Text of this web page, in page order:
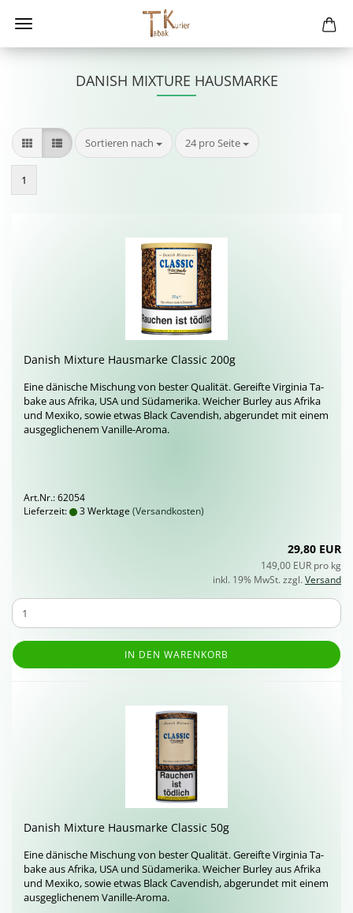
DANISH MIXTURE HAUSMARKE
Sortieren nach
Sortieren nach 24 pro Seite
pro Seite
1
Da­nish Mix­tu­re Haus­mar­ke Clas­sic 200g
Eine dä­ni­sche Mi­schung von bes­ter Qua­li­tät. Ge­reif­te Vir­gi­nia Ta­
ba­ke aus Afri­ka, USA und Süd­ame­ri­ka. Wei­cher Bur­ley aus Afri­ka
und Me­xi­ko, sowie etwas Black Ca­ven­dish, ab­ge­run­det mit einem
aus­ge­gli­che­nem Vanille-​Aroma.
Art.Nr.: 62054
Lieferzeit:
3 Werktage (Versandkosten)
29,80 EUR
149,00 EUR pro kg
inkl. 19% MwSt. zzgl.Versand
IN DEN WARENKORB
Da­nish Mix­tu­re Haus­mar­ke Clas­sic 50g
Eine dä­ni­sche Mi­schung von bes­ter Qua­li­tät. Ge­reif­te Vir­gi­nia Ta­
ba­ke aus Afri­ka, USA und Süd­ame­ri­ka. Wei­cher Bur­ley aus Afri­ka
und Me­xi­ko, sowie etwas Black Ca­ven­dish, ab­ge­run­det mit einem
aus­ge­gli­che­nem Vanille-​Aroma.